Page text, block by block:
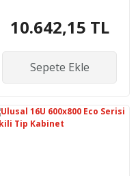
10.642,15 TL
Sepete Ekle